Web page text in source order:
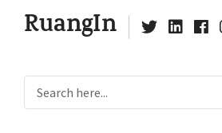
RuangIn